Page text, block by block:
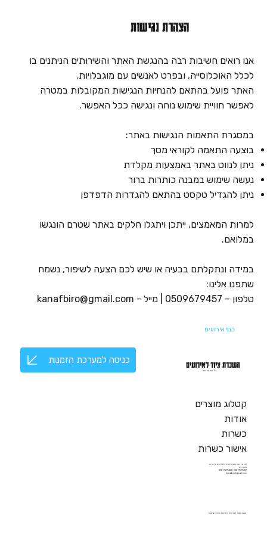
הצהרת נגישות
אנו רואים חשיבות רבה בהנגשת האתר והשירותים הניתנים בו
לכלל האוכלוסייה, ובפרט לאנשים עם מוגבלויות.
האתר פועל בהתאם להנחיות הנגישות המקובלות במטרה
לאפשר חוויית שימוש נוחה ונגישה ככל האפשר.
במסגרת התאמות הנגישות באתר:
בוצעה התאמה לקוראי מסך
ניתן לנווט באתר באמצעות מקלדת
נעשה שימוש במבנה כותרות ברור
ניתן להגדיל טקסט בהתאם להגדרות הדפדפן
למרות המאמצים, ייתכן ויתגלו חלקים באתר שטרם הונגשו
במלואם.
במידה ונתקלתם בבעיה או שיש לכם הצעה לשיפור, נשמח
שתפנו אלינו:
טלפון – 0509679457 | מייל - kanafbiro@gmail.com
השכרת ציוד לאירועים
כנף אירועים
© כנף אירועים
כניסה למערכת הזמנות
כנף אירועים השכרת ציוד לאירועים וקייטרינג
מושב כנף
050-9679457 | 050-9679458
kanafbiro@gmail.com
קטלוג מוצרים
אודות
כשרות
אישור כשרות
תקנון האתר| מדיניות פרטיות| הצהרת נגישות